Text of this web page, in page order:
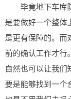
毕竟地下车库防
是要做好一个整体
是更有保障的。而
前的确认工作才行
自然也可以让我们
要是能够找到一个